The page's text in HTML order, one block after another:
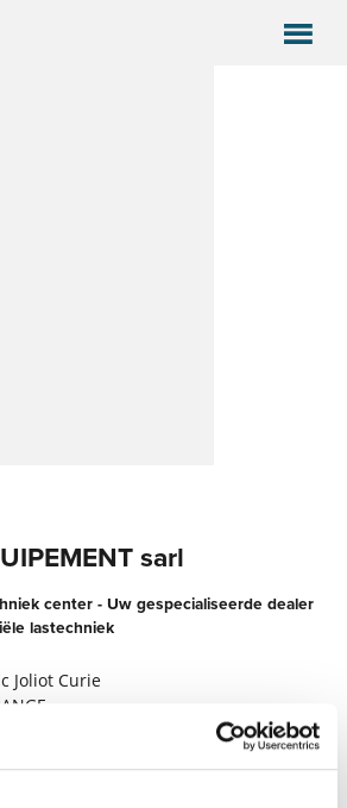
sarl
center - Uw gespecialiseerde dealer
lastechniek
Joliot Curie